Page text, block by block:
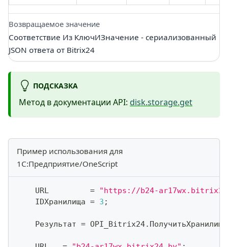
Возвращаемое значение
Соответствие Из КлючИЗначение - сериализованный
JSON ответа от Bitrix24
ПОДСКАЗКА
Метод в документации API: disk.storage.get
Пример использования для
1С:Предприятие/OneScript
    URL
=
"https://b24-
    IDХранилища
= 3 ;
    Результат
= OPI_Bitrix24. ПолучитьХранилище